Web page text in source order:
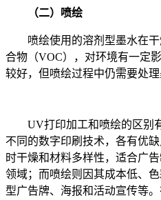
（二）喷绘
喷绘使用的溶剂型墨水在干
合物（VOC），对环境有一定
较好，但喷绘过程中仍需要处
UV打印加工和喷绘的区别
不同的数字印刷技术，各有优
时干燥和材料多样性，适合广
领域；而喷绘则因其成本低、
型广告牌、海报和活动宣传等